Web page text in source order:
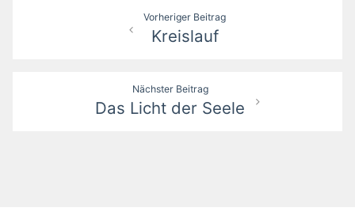
Beitragsnavigation
Vorheriger Beitrag
Kreislauf
Nächster Beitrag
Das Licht der Seele